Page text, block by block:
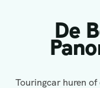
De
Touringcar huren of